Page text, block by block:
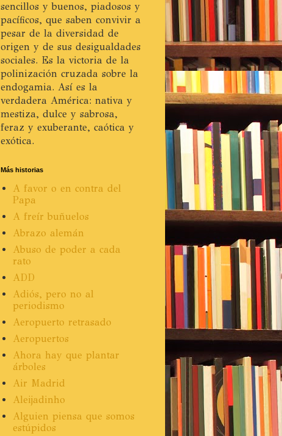
sencillos y buenos, piadosos y
pacíficos, que saben convivir a
pesar de la diversidad de
origen y de sus desigualdades
sociales. Es la victoria de la
polinización cruzada sobre la
endogamia. Así es la
verdadera América: nativa y
mestiza, dulce y sabrosa,
feraz y exuberante, caótica y
exótica.
Más historias
A favor o en contra del
Papa
A freír buñuelos
Abrazo alemán
Abuso de poder a cada
rato
ADD
Adiós, pero no al
periodismo
Aeropuerto retrasado
Aeropuertos
Ahora hay que plantar
árboles
Air Madrid
Aleijadinho
Alguien piensa que somos
estúpidos